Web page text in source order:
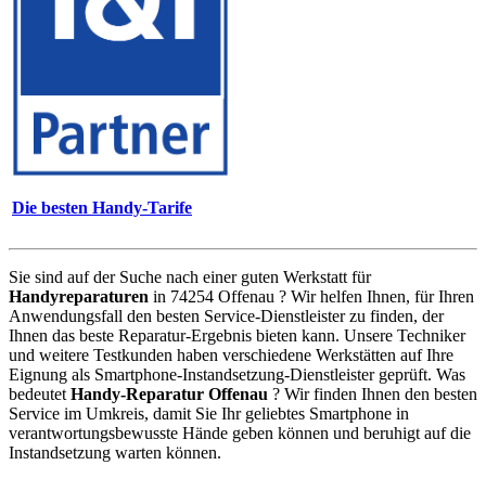
Die besten Handy-Tarife
Sie sind auf der Suche nach einer guten Werkstatt für
Handyreparaturen in 74254 Offenau ? Wir helfen Ihnen, für Ihren
Anwendungsfall den besten Service-Dienstleister zu finden, der
Ihnen das beste Reparatur-Ergebnis bieten kann. Unsere Techniker
und weitere Testkunden haben verschiedene Werkstätten auf Ihre
Eignung als Smartphone-Instandsetzung-Dienstleister geprüft. Was
bedeutet Handy-Reparatur Offenau ? Wir finden Ihnen den besten
Service im Umkreis, damit Sie Ihr geliebtes Smartphone in
verantwortungsbewusste Hände geben können und beruhigt auf die
Instandsetzung warten können.